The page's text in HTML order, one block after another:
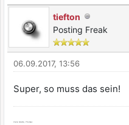
tiefton
Posting Freak
06.09.2017, 13:56
Super, so muss das sein!
Viele Grüße, Thomas